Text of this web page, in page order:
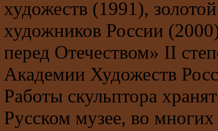
художеств (1991),
художников России
перед Отечеством» II
Академии Художеств
Работы скульптора
Русском музее, во